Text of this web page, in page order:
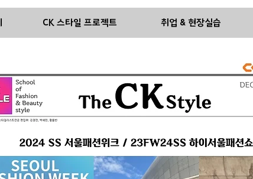
CK 스타일 프로젝트 취업 & 현장실습